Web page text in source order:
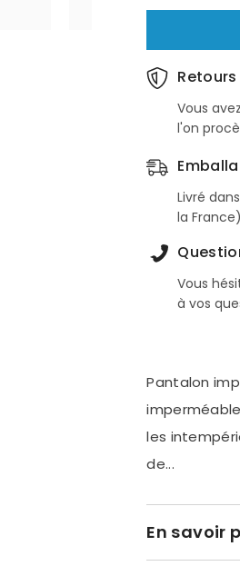
Vous
l'on
Livré
la
Vous
à vos
Pantalon
les
de...
En savoir